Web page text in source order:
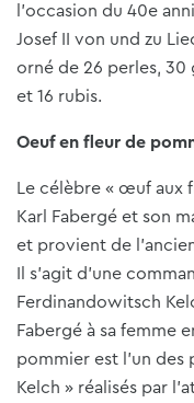
l'occasion du 40e
Josef II von und zu
orné de 26 perles, 30
et 16 rubis.
Oeuf en fleur de
Le célèbre « œuf aux
Karl Fabergé et son
et provient de
Il s'agit d'une
Ferdinandowitsch
Fabergé à sa femme
pommier est l'un des
Kelch » réalisés par